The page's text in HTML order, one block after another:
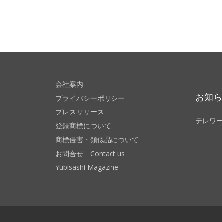
会社案内
プライバシーポリシー
プレスリリース
登録商標について
商標侵害・類似品について
お問合せ Contact us
Yubisashi Magazine
お知
テレワ